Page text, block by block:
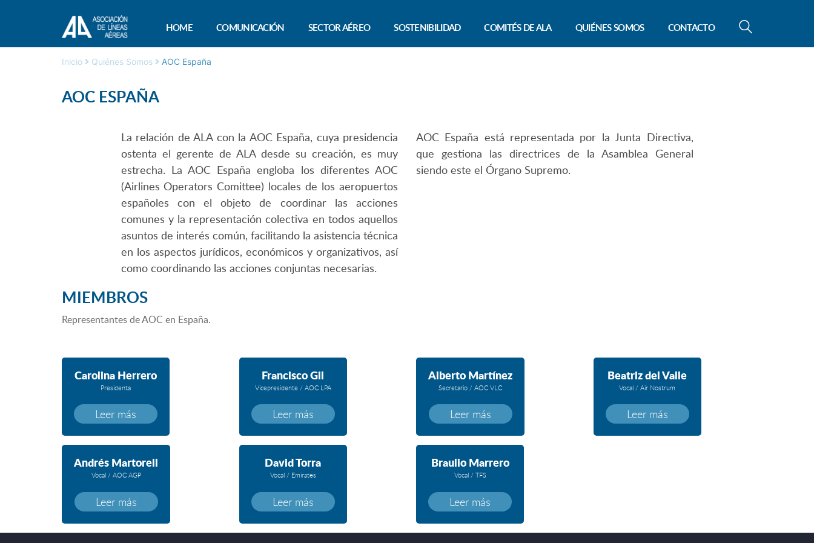
HOME COMUNICACIÓN SECTOR AÉREO SOSTENIBILIDAD COMITÉS DE ALA QUIÉNES SOMOS CONTACTO
Inicio Quiénes Somos AOC España
AOC ESPAÑA
La relación de ALA con la AOC España, cuya presidencia
ostenta el gerente de ALA desde su creación, es muy
estrecha. La AOC España engloba los diferentes AOC
(Airlines Operators Comittee) locales de los aeropuertos
españoles con el objeto de coordinar las acciones
comunes y la representación colectiva en todos aquellos
asuntos de interés común, facilitando la asistencia técnica
en los aspectos jurídicos, económicos y organizativos, así
como coordinando las acciones conjuntas necesarias.
AOC España está representada por la Junta Directiva,
que gestiona las directrices de la Asamblea General
siendo este el Órgano Supremo.
MIEMBROS
Representantes de AOC en España.
Carolina Herrero
Presidenta
Leer más
Francisco Gil
Vicepresidente / AOC LPA
Leer más
Alberto Martínez
Secretario / AOC VLC
Leer más
Beatriz del Valle
Vocal / Air Nostrum
Leer más
Andrés Martorell
Vocal / AOC AGP
Leer más
David Torra
Vocal / Emirates
Leer más
Braulio Marrero
Vocal / TFS
Leer más